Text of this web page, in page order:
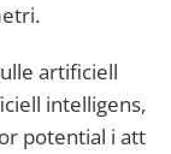
artificiell
intelligens,
potential i att